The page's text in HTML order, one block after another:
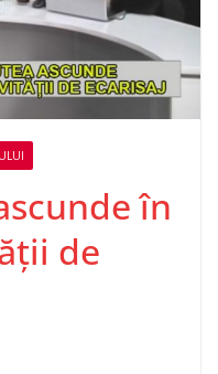
în
de